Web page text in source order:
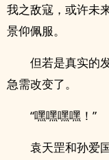
我之敌寇，或许未
景仰佩服。
但若是真实的
急需改变了。
“嘿嘿嘿嘿！”
袁天罡和孙爱